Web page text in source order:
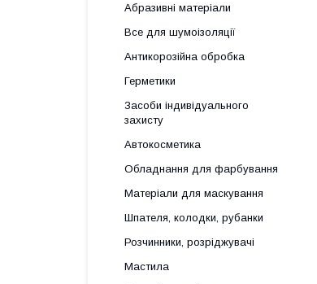
Абразивні матеріали
Все для шумоізоляції
Антикорозійна обробка
Герметики
Засоби індивідуального
захисту
Автокосметика
Обладнання для фарбування
Матеріали для маскування
Шпателя, колодки, рубанки
Розчинники, розріджувачі
Мастила